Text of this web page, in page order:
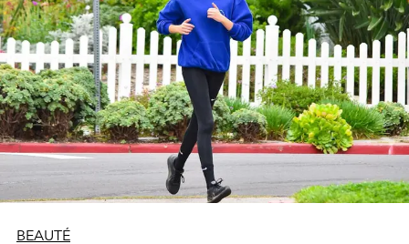
BEAUTÉ